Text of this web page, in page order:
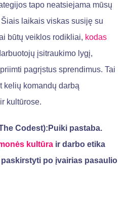
tapo neatsiejama mūsų
laikais viskas susiję su
būtų veiklos rodikliai, kodas
įsitraukimo lygį,
pagrįstus sprendimus. Tai
kelių komandų darbą
kultūrose.
Codest):Puiki pastaba.
kultūra ir darbo etika
paskirstyti po įvairias pasaulio